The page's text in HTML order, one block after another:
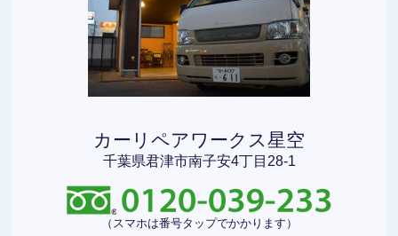
カーリペアワークス星空
千葉県君津市南子安4丁目28-1
（スマホは番号タップでかかります）